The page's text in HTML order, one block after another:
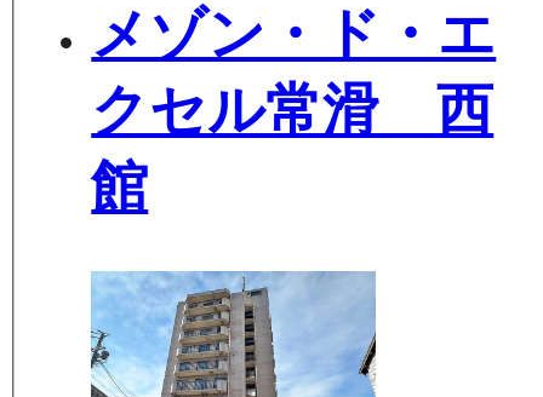
メゾン・ド・エ
クセル常滑 西
館